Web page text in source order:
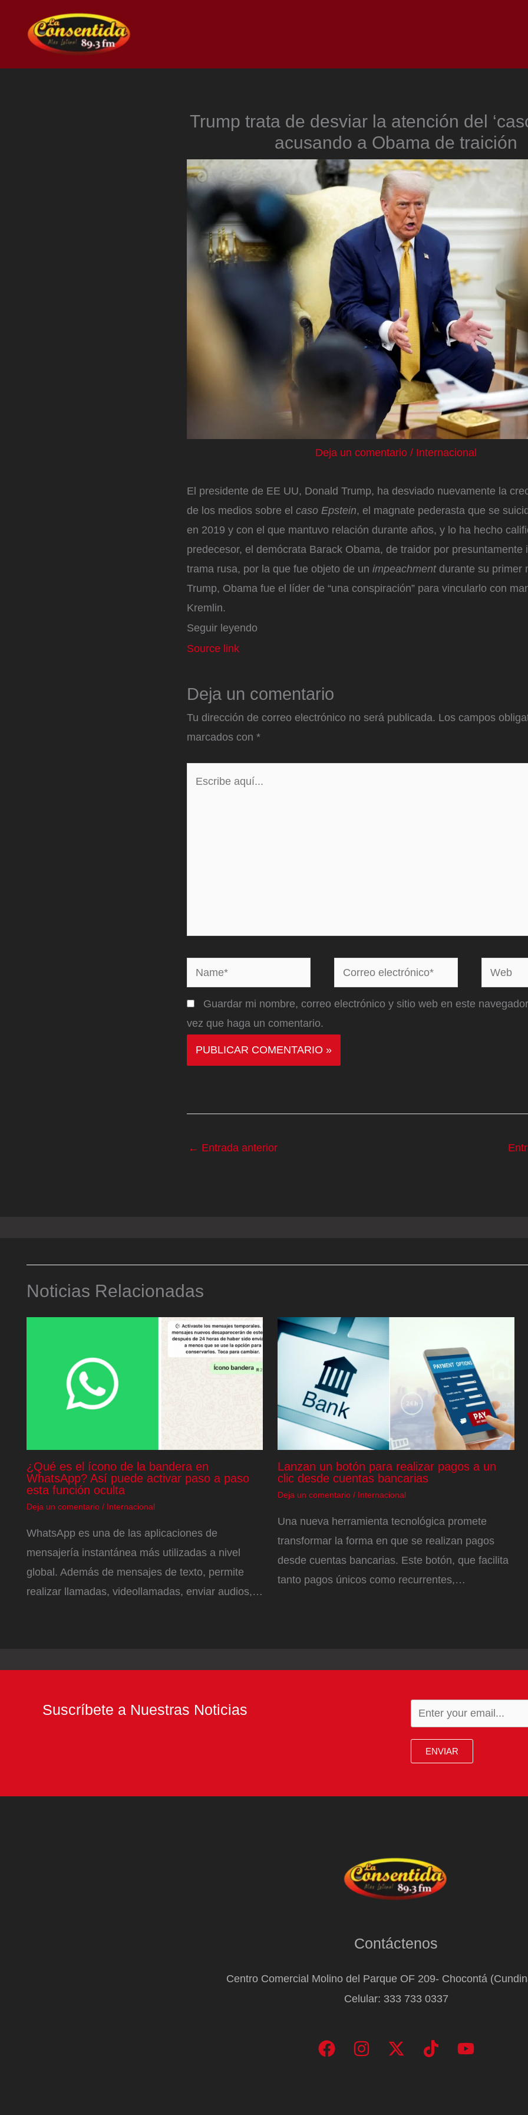
contenido
Trump trata de desviar la atención del
acusando a Obama de traición
Deja un comentario / Internacional
El presidente de EE UU, Donald Trump, ha desviado nuevamente la
de los medios sobre el caso Epstein, el magnate pederasta que se
en 2019 y con el que mantuvo relación durante años, y lo ha hecho
predecesor, el demócrata Barack Obama, de traidor por presuntamente
trama rusa, por la que fue objeto de un impeachmentdurante su primer
Trump, Obama fue el líder de “una conspiración” para vincularlo con
Kremlin.
Seguir leyendo
Source link
Deja un comentario
Tu dirección de correo electrónico no será publicada. Los campos
marcados con *
Name*
Correo
electrónico*
Web
Guardar mi nombre, correo electrónico y sitio web en este
vez que haga un comentario.
← Entrada anterior
Noticias Relacionadas
¿Qué es el ícono de la bandera en
WhatsApp? Así puede activar paso a paso
esta función oculta
Deja un comentario / Internacional
WhatsApp es una de las aplicaciones de
mensajería instantánea más utilizadas a nivel
global. Además de mensajes de texto, permite
realizar llamadas, videollamadas, enviar audios,…
Lanzan un botón para realizar pagos a un
clic desde cuentas bancarias
Deja un comentario / Internacional
Una nueva herramienta tecnológica promete
transformar la forma en que se realizan pagos
desde cuentas bancarias. Este botón, que facilita
tanto pagos únicos como recurrentes,…
Suscríbete a Nuestras Noticias
ENVIAR
Contáctenos
Centro Comercial Molino del Parque OF 209- Chocontá
Celular: 333 733 0337